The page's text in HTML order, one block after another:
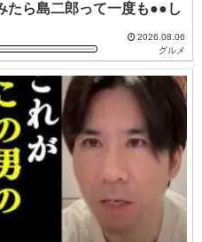
たら島二郎って一度も●●し
2026.08.06
グルメ